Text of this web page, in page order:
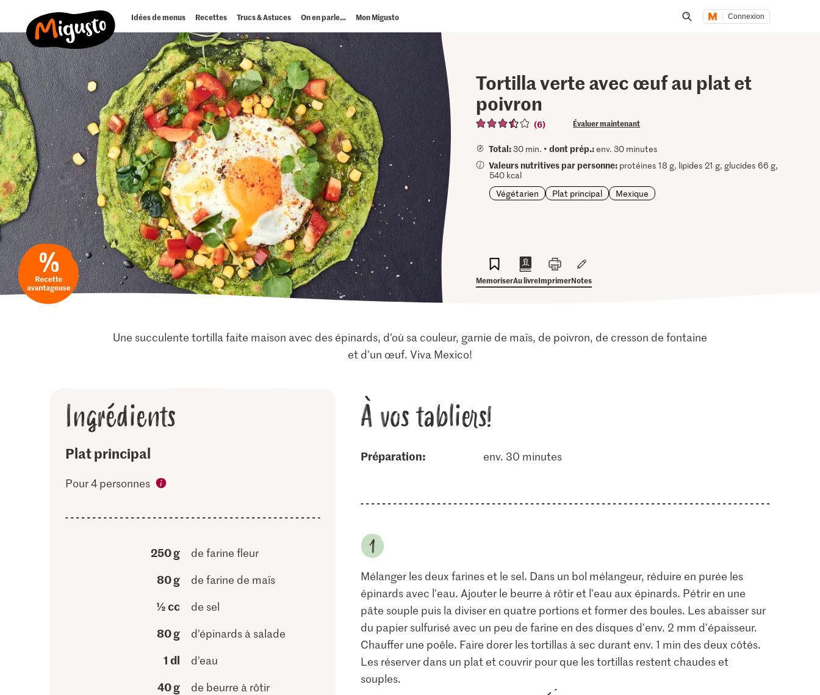
Idées de menus Recettes Trucs & Astuces On en parle… Mon Migusto Connexion
Tortilla verte avec œuf au plat et
poivron
(6) Évaluer maintenant
Total: 30 min. •dont prép.:env. 30 minutes
Valeurs nutritives par personne: protéines 18 g, lipides 21 g, glucides 66 g,
540 kcal
Végétarien
Plat principal Mexique
MemoriserAu livreImprimerNotes
Une succulente tortilla faite maison avec des épinards, d’où sa couleur, garnie de maïs, de poivron, de cresson de fontaine
et d'un œuf. Viva Mexico!
Ingrédients
Plat principal
Pour 4 personnes
250 g de farine fleur
80 g de farine de maïs
½ cc de sel
80 g d’épinards à salade
1 dl d’eau
40 g
de beurre à rôtir
À vos tabliers!
Préparation: env. 30 minutes
Mélanger les deux farines et le sel. Dans un bol mélangeur, réduire en purée les
épinards avec l'eau. Ajouter le beurre à rôtir et l'eau aux épinards. Pétrir en une
pâte souple puis la diviser en quatre portions et former des boules. Les abaisser sur
du papier sulfurisé avec un peu de farine en des disques d'env. 2 mm d'épaisseur.
Chauffer une poêle. Faire dorer les tortillas à sec durant env. 1 min des deux côtés.
Les réserver dans un plat et couvrir pour que les tortillas restent chaudes et
souples.